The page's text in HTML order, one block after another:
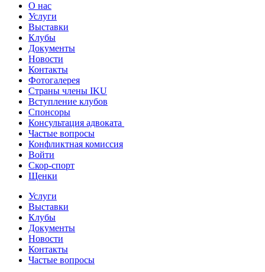
О нас
Услуги
Выставки
Клубы
Документы
Новости
Контакты
Фотогалерея
Страны члены IKU
Вступление клубов​
Спонсоры
Консультация адвоката ​
Частые вопросы
Конфликтная комиссия
Войти
Скор-спорт
Щенки
Услуги
Выставки
Клубы
Документы
Новости
Контакты
Частые вопросы